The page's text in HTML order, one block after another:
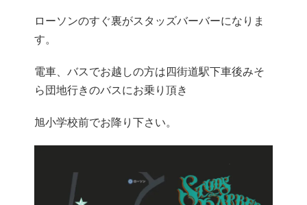
ローソンのすぐ裏がスタッズバーバーになりま
す。
電車、バスでお越しの方は四街道駅下車後みそ
ら団地行きのバスにお乗り頂き
旭小学校前でお降り下さい。